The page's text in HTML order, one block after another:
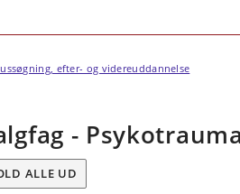
efter- og videreuddannelse
-
ALLE UD